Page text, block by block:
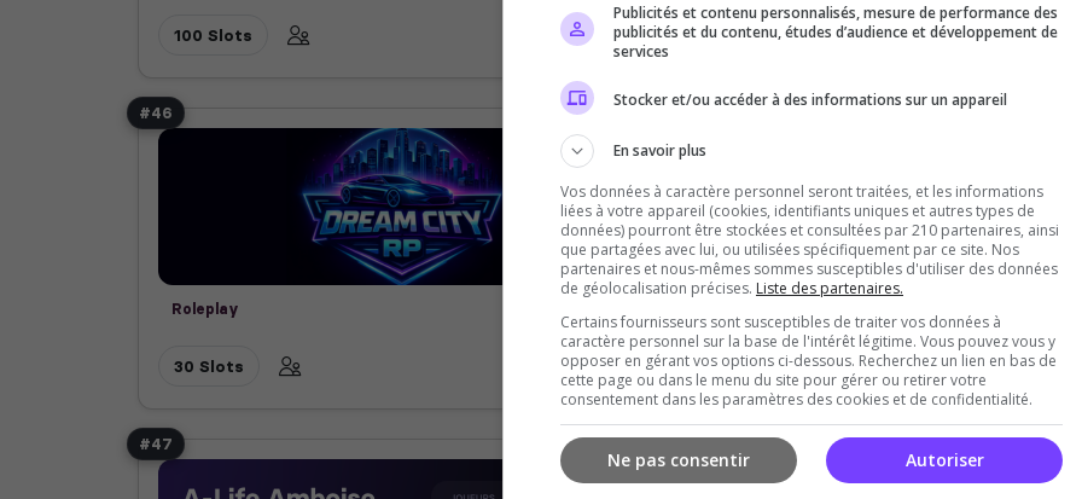
100 Slots
#46
Roleplay
DREAM CITY RP | 50k START
DREAM CITY RP RECHERCHE
30 Slots
#47
A-Life Amboise
Publicités et contenu personnalisés, mesure de performance des
publicités et du contenu, études d’audience et développement de
services
Stocker et/ou accéder à des informations sur un appareil
En savoir plus
Vos données à caractère personnel seront traitées, et les informations
liées à votre appareil (cookies, identifiants uniques et autres types de
données) pourront être stockées et consultées par 210 partenaires, ainsi
que partagées avec lui, ou utilisées spécifiquement par ce site. Nos
partenaires et nous-mêmes sommes susceptibles d'utiliser des données
de géolocalisation précises. Liste des partenaires.
Certains fournisseurs sont susceptibles de traiter vos données à
caractère personnel sur la base de l'intérêt légitime. Vous pouvez vous y
opposer en gérant vos options ci-dessous. Recherchez un lien en bas de
cette page ou dans le menu du site pour gérer ou retirer votre
consentement dans les paramètres des cookies et de confidentialité.
Autoriser
Ne pas consentir